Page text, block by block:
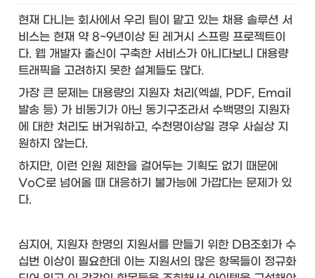
현재 다니는 회사에서 우리 팀이 맡고 있는 채용 솔루션 서
비스는 현재 약 8~9년이상 된 레거시 스프링 프로젝트이
다. 웹 개발자 출신이 구축한 서비스가 아니다보니 대용량
트래픽을 고려하지 못한 설계들도 많다.
가장 큰 문제는 대용량의 지원자 처리(엑셀, PDF, Email
발송 등) 가 비동기가 아닌 동기구조라서 수백명의 지원자
에 대한 처리도 버거워하고, 수천명이상일 경우 사실상 지
원하지 않는다.
하지만, 이런 인원 제한을 걸어두는 기획도 없기 때문에
VoC로 넘어올 때 대응하기 불가능에 가깝다는 문제가 있
다.
심지어, 지원자 한명의 지원서를 만들기 위한 DB조회가 수
십번 이상이 필요한데 이는 지원서의 많은 항목들이 정규화